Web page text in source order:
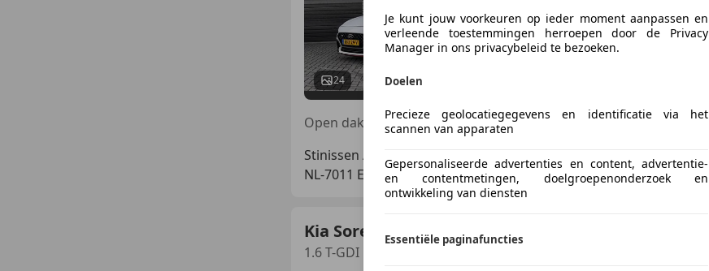
24
Stinissen Auto's
NL-7011 EW GAANDEREN
Kia Sorento
1.6 T-GDI Plug-in Hybrid 4WD ExecutiveLine 5p. Lee
Je kunt jouw voorkeuren op ieder moment aanpassen en
verleende toestemmingen herroepen door de Privacy
Manager in ons privacybeleid te bezoeken.
Doelen
Precieze geolocatiegegevens en identificatie via het
scannen van apparaten
Gepersonaliseerde advertenties en content, advertentie-
en contentmetingen, doelgroepenonderzoek en
ontwikkeling van diensten
Essentiële paginafuncties